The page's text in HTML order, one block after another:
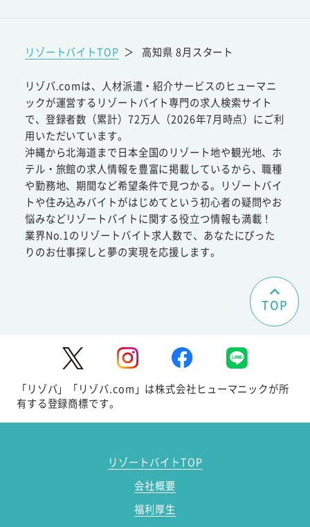
リゾートバイトTOP ＞ 高知県 8月スタート
リゾバ.comは、人材派遣・紹介サービスのヒューマニ
ックが運営するリゾートバイト専門の求人検索サイト
で、登録者数（累計）72万人（2026年7月時点）にご利
用いただいています。
沖縄から北海道まで日本全国のリゾート地や観光地、ホ
テル・旅館の求人情報を豊富に掲載しているから、職種
や勤務地、期間など希望条件で見つかる。リゾートバイ
トや住み込みバイトがはじめてという初心者の疑問やお
悩みなどリゾートバイトに関する役立つ情報も満載！
業界No.1のリゾートバイト求人数で、あなたにぴった
りのお仕事探しと夢の実現を応援します。
TOP
「リゾバ」「リゾバ.com」は株式会社ヒューマニックが所
有する登録商標です。
リゾートバイトTOP
会社概要
福利厚生